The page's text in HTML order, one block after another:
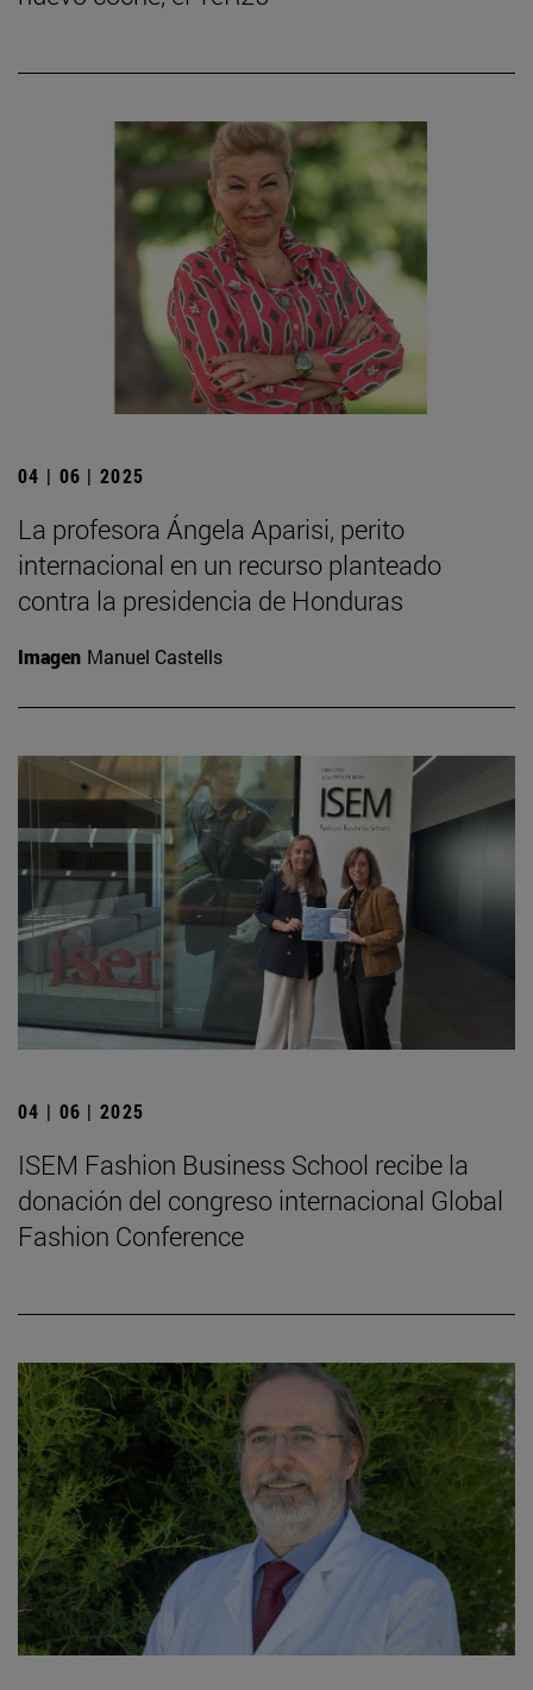
04 | 06 | 2025
La profesora Ángela Aparisi, perito
internacional en un recurso planteado
contra la presidencia de Honduras
Imagen Manuel Castells
04 | 06 | 2025
ISEM Fashion Business School recibe la
donación del congreso internacional Global
Fashion Conference